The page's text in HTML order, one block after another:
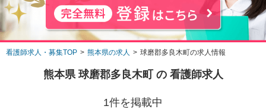
看護師求人・募集TOP 熊本県の求人 球磨郡多良木町の求人情報
熊本県 球磨郡多良木町 の 看護師求人
1件を掲載中